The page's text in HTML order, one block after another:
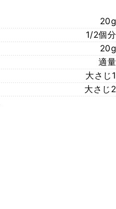
20g
1/2個分
20g
適量
大さじ1
大さじ2